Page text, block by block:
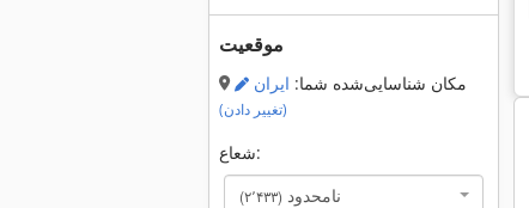
موقعیت
مکان شناسایی‌شده شما: ایران
(تغییر دادن)
شعاع:
نامحدود (۲٬۴۳۳)
موتور دنده با ترمز قوس دور